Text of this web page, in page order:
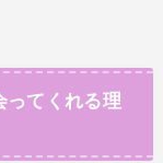
ってくれる理